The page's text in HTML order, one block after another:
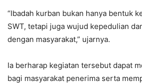
“Ibadah kurban bukan hanya bentuk
SWT, tetapi juga wujud kepedulian
dengan masyarakat,” ujarnya.
Ia berharap kegiatan tersebut dapat
bagi masyarakat penerima serta